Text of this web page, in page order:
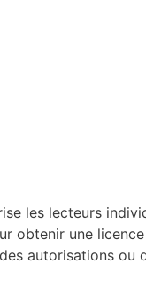
les lecteurs
obtenir une
autorisations ou